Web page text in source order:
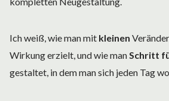
Ich weiß, wie man mit kleinen
Wirkung erzielt, und wie manSchritt
gestaltet, in dem man sich jeden Tag